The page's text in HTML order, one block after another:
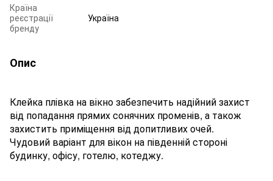
Країна
реєстрації
бренду
Україна
Опис
Клейка плівка на вікно забезпечить надійний захист
від попадання прямих сонячних променів, а також
захистить приміщення від допитливих очей.
Чудовий варіант для вікон на південній стороні
будинку, офісу, готелю, котеджу.